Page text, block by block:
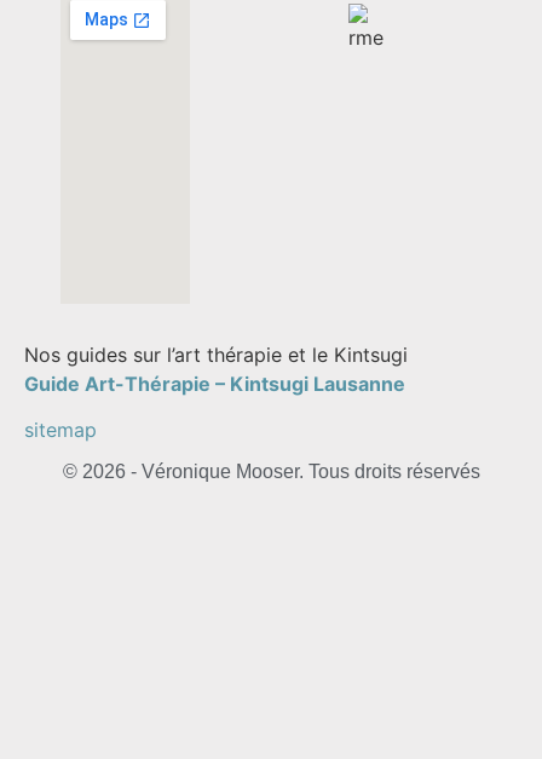
Nos guides sur l’art thérapie et le Kintsugi
Guide Art-Thérapie – Kintsugi Lausanne
sitemap
© 2026 - Véronique Mooser. Tous droits réservés